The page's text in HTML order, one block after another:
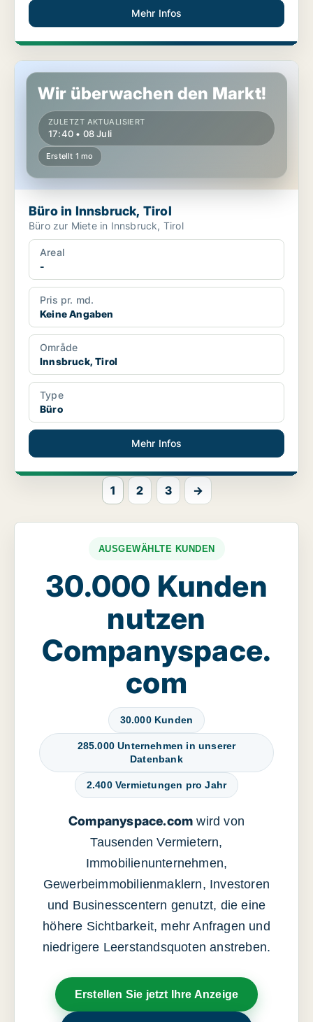
Mehr Infos
Büro in Innsbruck, Tirol
Wir überwachen den Markt!
ZULETZT AKTUALISIERT
17:40 • 08 Juli
Erstellt 1 mo
Büro in Innsbruck, Tirol
Büro zur Miete in Innsbruck, Tirol
Areal
-
Pris pr. md.
Keine Angaben
Område
Innsbruck, Tirol
Type
Büro
Mehr Infos
1 2 3 →
AUSGEWÄHLTE KUNDEN
30.000 Kunden
nutzen
Companyspace.
com
30.000 Kunden
285.000 Unternehmen in unserer
Datenbank
2.400 Vermietungen pro Jahr
Companyspace.com wird von
Tausenden Vermietern,
Immobilienunternehmen,
Gewerbeimmobilienmaklern, Investoren
und Businesscentern genutzt, die eine
höhere Sichtbarkeit, mehr Anfragen und
niedrigere Leerstandsquoten anstreben.
Erstellen Sie jetzt Ihre Anzeige